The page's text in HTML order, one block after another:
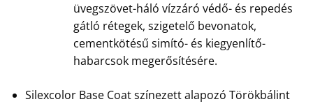
üvegszövet-háló vízzáró védő- és repedés
gátló rétegek, szigetelő bevonatok,
cementkötésű simító- és kiegyenlítő-
habarcsok megerősítésére.
Silexcolor Base Coat színezett alapozó Törökbálint